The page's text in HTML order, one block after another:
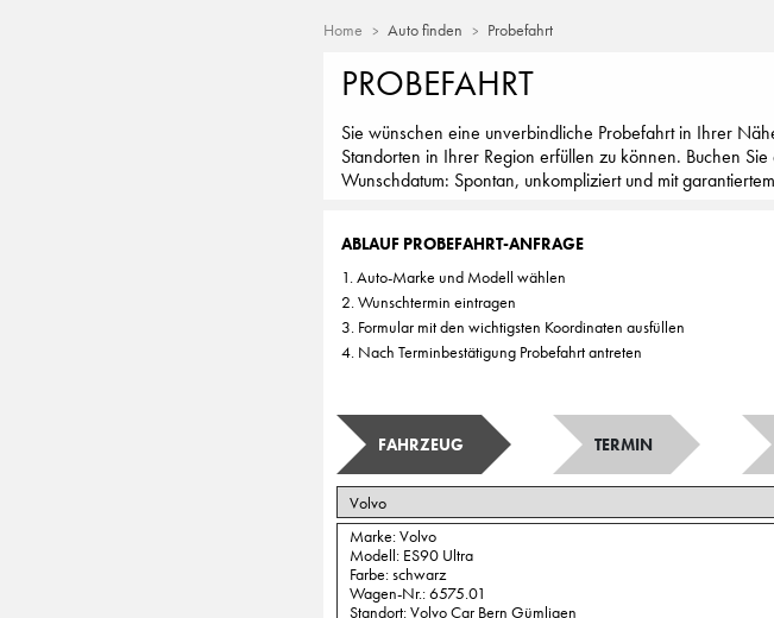
Home Auto finden Probefahrt
PROBEFAHRT
Sie wünschen eine unverbindliche Probefahrt in Ihrer
Standorten in Ihrer Region erfüllen zu können. Buchen
Wunschdatum: Spontan, unkompliziert und mit
ABLAUF PROBEFAHRT-ANFRAGE
1. Auto-Marke und Modell wählen
2. Wunschtermin eintragen
3. Formular mit den wichtigsten Koordinaten ausfüllen
4. Nach Terminbestätigung Probefahrt antreten
FAHRZEUG TERMIN